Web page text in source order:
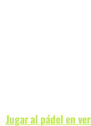
Jugar al pádel en